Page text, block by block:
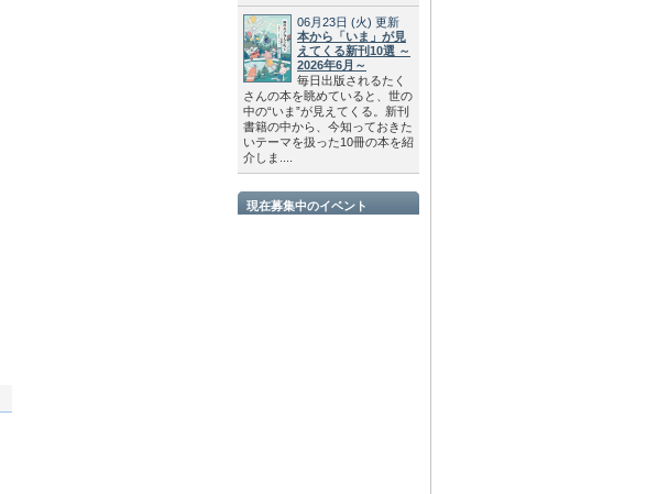
06月23日 (火) 更新
本から「いま」が見
えてくる新刊10選 ～
2026年6月～
毎日出版されるたく
さんの本を眺めていると、世の
中の“いま”が見えてくる。新刊
書籍の中から、今知っておきた
いテーマを扱った10冊の本を紹
介しま....
現在募集中のイベント